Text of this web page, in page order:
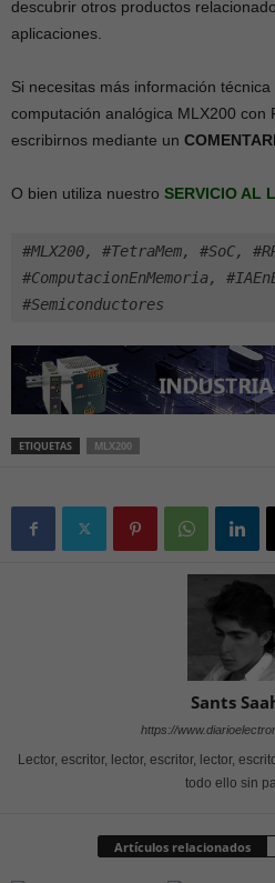
descubrir otros productos
aplicaciones.
Si necesitas más información
computación analógica MLX200 con
escribirnos mediante un
O bien utiliza nuestro SERVICIO AL
#MLX200, #TetraMem, #SoC,
#ComputacionEnMemoria,
#Semiconductores
ETIQUETAS MLX200
Sants
https://
Lector, escritor, lector, escritor, lector,
todo ello sin
Artículos relacionados